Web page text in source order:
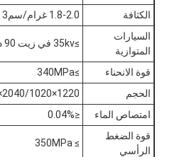
منتجات
معلومات عنا
جولة في المعمل
مراقبة الجودة
اتصل بنا
الكثافة
1.8-2.0 غرام/سم3
السيارات
المتوازية
≥35kv في زيت 90 درجة مئوية
قوة الانحناء
≥340MPa
الحجم
1220×2040/1020×1220
امتصاص الماء
≤0.04%
قوة الضغط
الرأسي
≥ 350MPa